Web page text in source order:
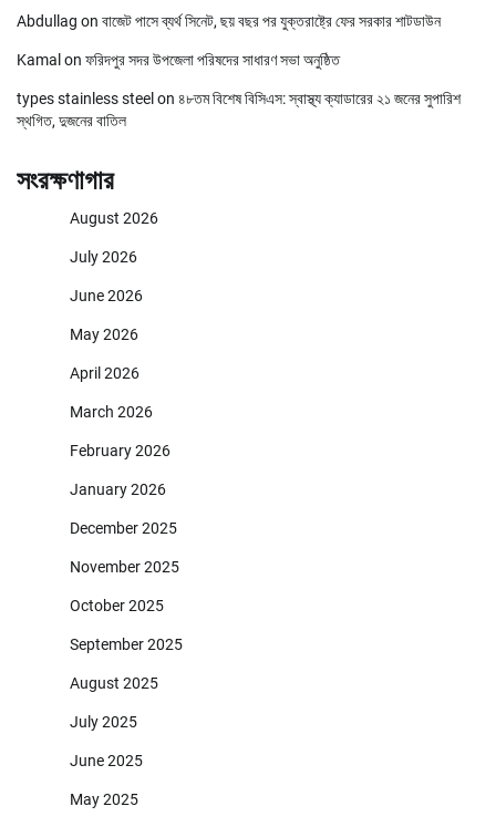
Abdullag on বাজেট পাসে ব্যর্থ সিনেট, ছয় বছর পর যুক্তরাষ্ট্রে ফের সরকার শাটডাউন
Kamal on ফরিদপুর সদর উপজেলা পরিষদের সাধারণ সভা অনুষ্ঠিত
types stainless steel on ৪৮তম বিশেষ বিসিএস: স্বাস্থ্য ক্যাডারের ২১ জনের সুপারিশ
স্থগিত, দুজনের বাতিল
সংরক্ষণাগার
August 2026
July 2026
June 2026
May 2026
April 2026
March 2026
February 2026
January 2026
December 2025
November 2025
October 2025
September 2025
August 2025
July 2025
June 2025
May 2025